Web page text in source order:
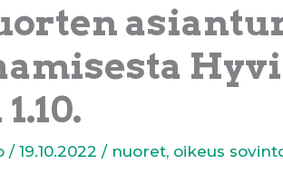
/ 19.10.2022 / nuoret, oikeus